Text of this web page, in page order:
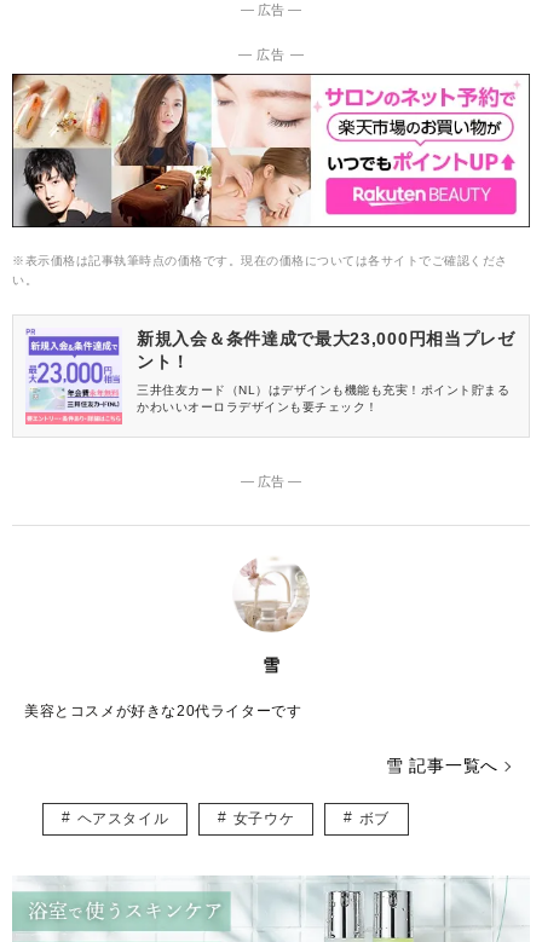
― 広告 ―
― 広告 ―
※表示価格は記事執筆時点の価格です。現在の価格については各サイトでご確認くださ
い。
新規入会＆条件達成で最大23,000円相当プレゼ
ント！
三井住友カード（NL）はデザインも機能も充実！ポイント貯まる
かわいいオーロラデザインも要チェック！
― 広告 ―
雪
美容とコスメが好きな20代ライターです
雪 記事一覧へ
ヘアスタイル 女子ウケ ボブ